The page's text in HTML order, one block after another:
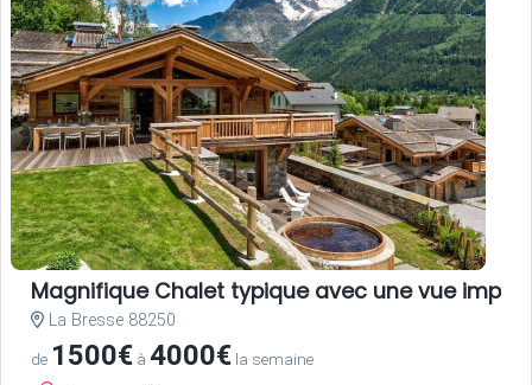
Magnifique Chalet typique avec une vue
La Bresse 88250
de 1500€ à 4000€ la semaine